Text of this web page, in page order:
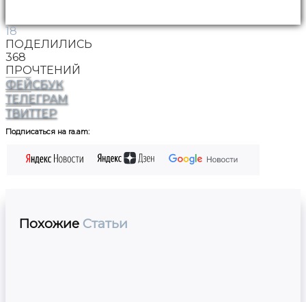
18
ПОДЕЛИЛИСЬ
368
ПРОЧТЕНИЙ
ФЕЙСБУК
ТЕЛЕГРАМ
ТВИТТЕР
Подписаться на ra.am:
Похожие Статьи